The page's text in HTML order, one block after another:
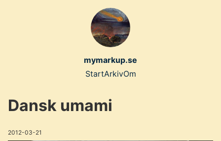
mymarkup.se
Top
navigation
StartArkivOm
Dansk umami
2012-03-21